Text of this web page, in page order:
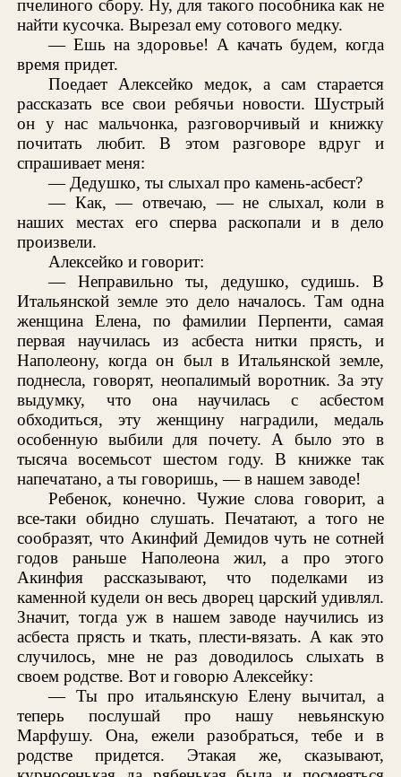
пчелиного сбору. Ну, для такого пособника как не
найти кусочка. Вырезал ему сотового медку.
— Ешь на здоровье! А качать будем, когда
время придет.
Поедает Алексейко медок, а сам старается
рассказать все свои ребячьи новости. Шустрый
он у нас мальчонка, разговорчивый и книжку
почитать любит. В этом разговоре вдруг и
спрашивает меня:
— Дедушко, ты слыхал про камень-асбест?
— Как, — отвечаю, — не слыхал, коли в
наших местах его сперва раскопали и в дело
произвели.
Алексейко и говорит:
— Неправильно ты, дедушко, судишь. В
Итальянской земле это дело началось. Там одна
женщина Елена, по фамилии Перпенти, самая
первая научилась из асбеста нитки прясть, и
Наполеону, когда он был в Итальянской земле,
поднесла, говорят, неопалимый воротник. За эту
выдумку, что она научилась с асбестом
обходиться, эту женщину наградили, медаль
особенную выбили для почету. А было это в
тысяча восемьсот шестом году. В книжке так
напечатано, а ты говоришь, — в нашем заводе!
Ребенок, конечно. Чужие слова говорит, а
все-таки обидно слушать. Печатают, а того не
сообразят, что Акинфий Демидов чуть не сотней
годов раньше Наполеона жил, а про этого
Акинфия рассказывают, что поделками из
каменной кудели он весь дворец царский удивлял.
Значит, тогда уж в нашем заводе научились из
асбеста прясть и ткать, плести-вязать. А как это
случилось, мне не раз доводилось слыхать в
своем родстве. Вот и говорю Алексейку:
— Ты про итальянскую Елену вычитал, а
теперь послушай про нашу невьянскую
Марфушу. Она, ежели разобраться, тебе и в
родстве придется. Этакая же, сказывают,